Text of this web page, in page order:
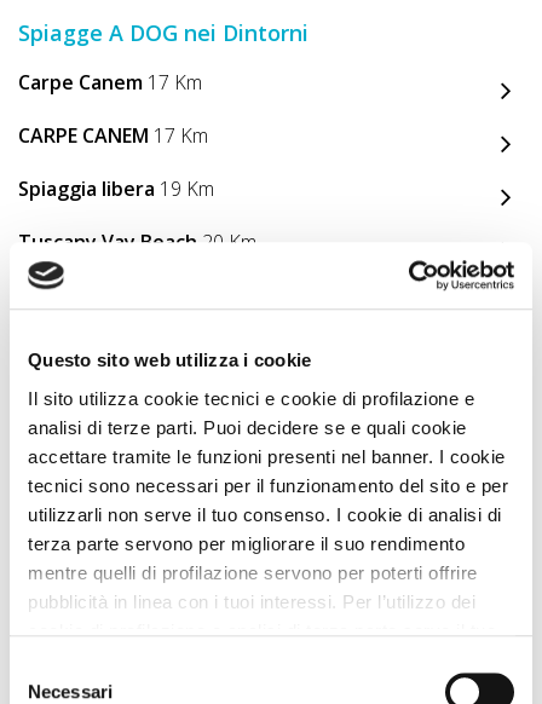
Questo sito web utilizza i cookie
Il sito utilizza cookie tecnici e cookie di profilazione e
analisi di terze parti. Puoi decidere se e quali cookie
accettare tramite le funzioni presenti nel banner. I cookie
tecnici sono necessari per il funzionamento del sito e per
utilizzarli non serve il tuo consenso. I cookie di analisi di
terza parte servono per migliorare il suo rendimento
mentre quelli di profilazione servono per poterti offrire
pubblicità in linea con i tuoi interessi. Per l’utilizzo dei
senza accettare” verranno installati solo i cookie tecnici.
delNecessari
Spiagge A DOG nei Dintorni
Carpe Canem 17 Km
CARPE CANEM 17 Km
Spiaggia libera 19 Km
Tuscany Vay Beach 20 Km
Playa del Can - Tenda Gialla
Braccio Energy Beach
21 Km
THANK YOU DOG21 Km
La Pineta Blu22 Km
Ci piace Zampa Vacanza...
"Ottimo portale, il migliore per che viaggia con gli